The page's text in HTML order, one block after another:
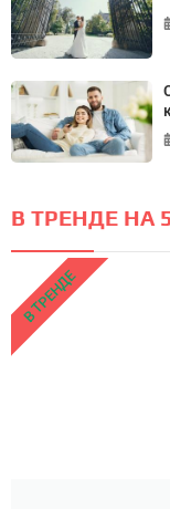
В ТРЕНДЕ НА
В ТРЕНДЕ